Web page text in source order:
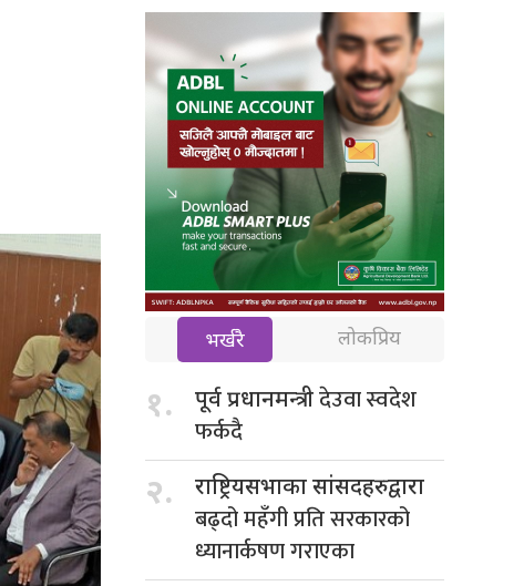
भर्खरै लोकप्रिय
१. पूर्व प्रधानमन्त्रीदेउवा स्वदेश
फर्कदै
२. राष्ट्रियसभाका सांसदहरुद्वारा
बढ्दो महँगी प्रति सरकारको
ध्यानार्कषण गराएका